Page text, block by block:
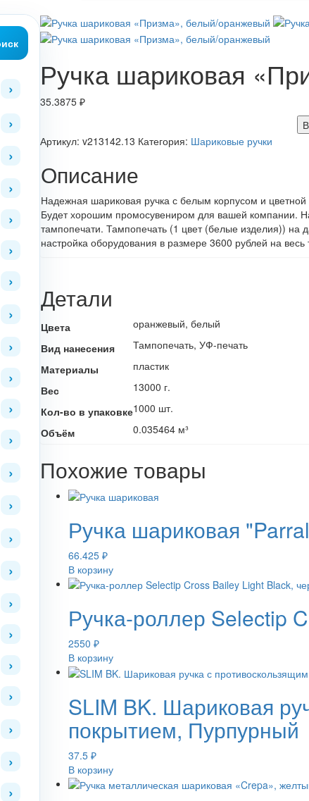
Ручка шариковая
35.3875 ₽
Артикул: v213142.13 Категория: Шариковые ручки
Описание
Надежная шариковая ручка с белым корпусом и
Будет хорошим промосувениром для вашей компании.
тампопечати. Тампопечать (1 цвет (белые изделия)) на
настройка оборудования в размере 3600 рублей на весь
Детали
Цвета
оранжевый, белый
Вид нанесения
Тампопечать, УФ-печать
Материалы
пластик
Вес
13000 г.
Кол-во в упаковке1000 шт.
Объём
0.035464 м³
Похожие товары
Ручка шариковая
66.425 ₽
В корзину
Ручка-роллер Selectip
2550 ₽
В корзину
SLIM BK. Шариковая
покрытием, Пурпурный
37.5 ₽
В корзину